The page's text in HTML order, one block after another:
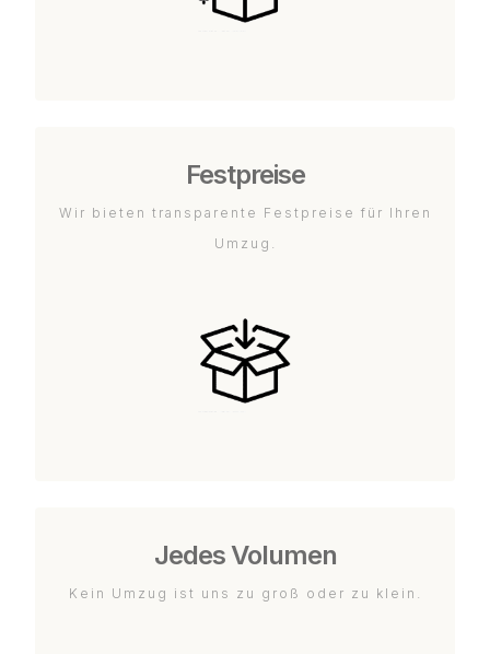
Festpreise
Wir bieten transparente Festpreise für Ihren
Umzug.
Jedes Volumen
Kein Umzug ist uns zu groß oder zu klein.